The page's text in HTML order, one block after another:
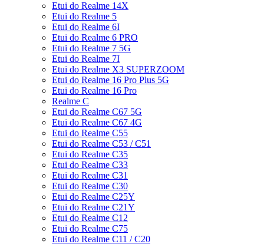
Etui do Realme 14X
Etui do Realme 5
Etui do Realme 6I
Etui do Realme 6 PRO
Etui do Realme 7 5G
Etui do Realme 7I
Etui do Realme X3 SUPERZOOM
Etui do Realme 16 Pro Plus 5G
Etui do Realme 16 Pro
Realme C
Etui do Realme C67 5G
Etui do Realme C67 4G
Etui do Realme C55
Etui do Realme C53 / C51
Etui do Realme C35
Etui do Realme C33
Etui do Realme C31
Etui do Realme C30
Etui do Realme C25Y
Etui do Realme C21Y
Etui do Realme C12
Etui do Realme C75
Etui do Realme C11 / C20